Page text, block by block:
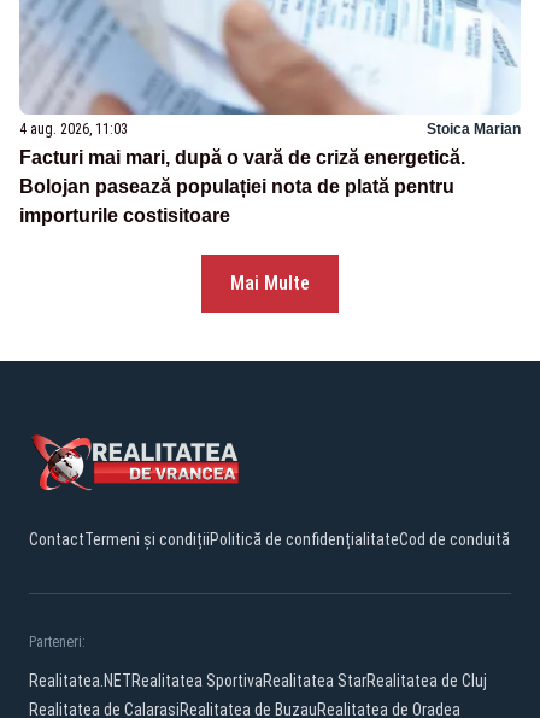
4 aug. 2026, 11:03 Stoica Marian
Facturi mai mari, după o vară de criză energetică.
Bolojan pasează populației nota de plată pentru
importurile costisitoare
Mai Multe
ContactTermeni și condițiiPolitică de confidențialitateCod de conduită
Parteneri:
Realitatea.NETRealitatea SportivaRealitatea StarRealitatea de Cluj
Realitatea de CalarasiRealitatea de BuzauRealitatea de Oradea